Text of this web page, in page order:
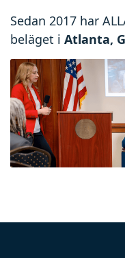
Sedan 2017 har
beläget i Atlanta,